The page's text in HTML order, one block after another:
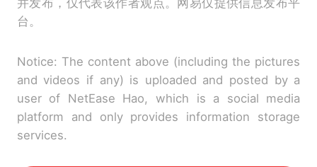
并发布，仅代表该作者观点。网易仅提供信息发布平
台。
Notice: The content above (including the pictures
and videos if any) is uploaded and posted by a
user of NetEase Hao, which is a social media
platform and only provides information storage
services.